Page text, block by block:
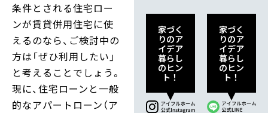
条件とされる住宅ロー
ンが賃貸併用住宅に使
えるのなら、ご検討中の
方は「ぜひ利用したい」
と考えることでしょう。
現に、住宅ローンと一般
的なアパートローン（ア
家づく
りのア
イデア
暮らし
のヒン
ト！
家づく
りのア
イデア
暮らし
のヒン
ト！